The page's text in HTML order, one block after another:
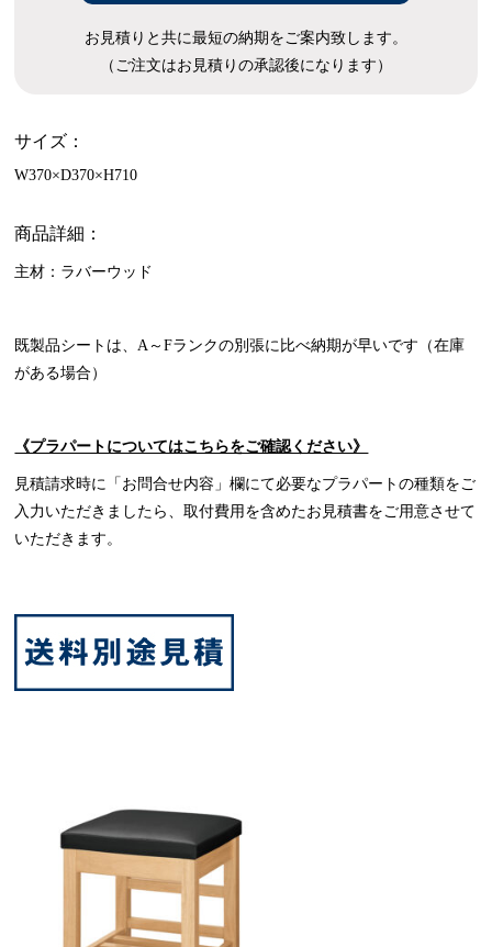
お見積りと共に最短の納期をご案内致します。
（ご注文はお見積りの承認後になります）
サイズ：
W370×D370×H710
商品詳細：
主材：ラバーウッド
既製品シートは、A～Fランクの別張に比べ納期が早いです（在庫
がある場合）
《プラパートについてはこちらをご確認ください》
見積請求時に「お問合せ内容」欄にて必要なプラパートの種類をご
入力いただきましたら、取付費用を含めたお見積書をご用意させて
いただきます。